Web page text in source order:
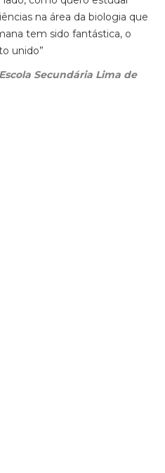
na área da biologia que
tem sido fantástica, o
unido”
Secundária Lima de